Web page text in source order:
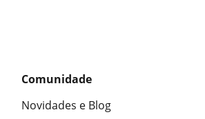
Comunidade
Novidades e Blog